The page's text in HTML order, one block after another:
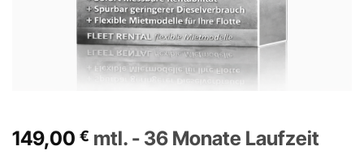
149,00 € mtl. - 36 Monate Laufzeit